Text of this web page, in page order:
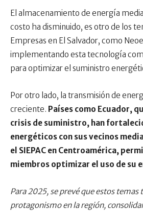
El almacenamiento de energía
costo ha disminuido, es otro de los
Empresas en El Salvador, como
implementando esta tecnología
para optimizar el suministro
Por otro lado, la transmisión de
creciente. Países como Ecuador,
crisis de suministro, han
energéticos con sus vecinos
el SIEPAC en Centroamérica,
miembros optimizar el uso de su
Para 2025, se prevé que estos temas
protagonismo en la región,